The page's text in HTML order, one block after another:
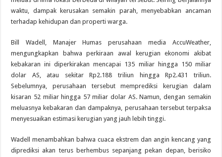
waktu, dampak kerusakan semakin parah, menyebabkan ancaman
terhadap kehidupan dan properti warga.
Bill Wadell, Manajer Humas perusahaan media AccuWeather,
mengungkapkan bahwa perkiraan awal kerugian ekonomi akibat
kebakaran ini diperkirakan mencapai 135 miliar hingga 150 miliar
dolar AS, atau sekitar Rp2.188 triliun hingga Rp2.431 triliun.
Sebelumnya, perusahaan tersebut memprediksi kerugian dalam
kisaran 52 miliar hingga 57 miliar dolar AS. Namun, dengan semakin
meluasnya kebakaran dan dampaknya, perusahaan tersebut terpaksa
menyesuaikan estimasi kerugian yang jauh lebih tinggi.
Wadell menambahkan bahwa cuaca ekstrem dan angin kencang yang
diprediksi akan terus berhembus sepanjang pekan depan, berisiko